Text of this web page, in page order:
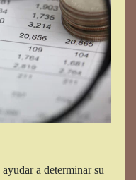
a determinar su